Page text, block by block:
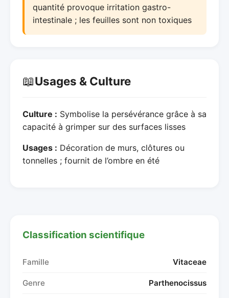
quantité provoque irritation gastro-
intestinale ; les feuilles sont non toxiques
📖Usages & Culture
Culture : Symbolise la persévérance grâce à sa
capacité à grimper sur des surfaces lisses
Usages : Décoration de murs, clôtures ou
tonnelles ; fournit de l’ombre en été
Classification scientifique
Famille Vitaceae
Genre Parthenocissus